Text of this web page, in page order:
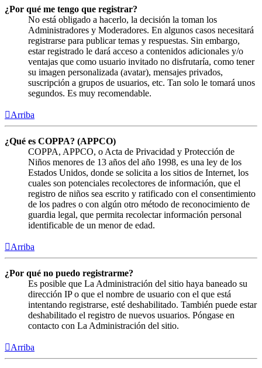
¿Por qué me tengo que registrar?
No está obligado a hacerlo, la decisión la toman los
Administradores y Moderadores. En algunos casos necesitará
registrarse para publicar temas y respuestas. Sin embargo,
estar registrado le dará acceso a contenidos adicionales y/o
ventajas que como usuario invitado no disfrutaría, como tener
su imagen personalizada (avatar), mensajes privados,
suscripción a grupos de usuarios, etc. Tan solo le tomará unos
segundos. Es muy recomendable.
Arriba
¿Qué es COPPA? (APPCO)
COPPA, APPCO, o Acta de Privacidad y Protección de
Niños menores de 13 años del año 1998, es una ley de los
Estados Unidos, donde se solicita a los sitios de Internet, los
cuales son potenciales recolectores de información, que el
registro de niños sea escrito y ratificado con el consentimiento
de los padres o con algún otro método de reconocimiento de
guardia legal, que permita recolectar información personal
identificable de un menor de edad.
Arriba
¿Por qué no puedo registrarme?
Es posible que La Administración del sitio haya baneado su
dirección IP o que el nombre de usuario con el que está
intentando registrarse, esté deshabilitado. También puede estar
deshabilitado el registro de nuevos usuarios. Póngase en
contacto con La Administración del sitio.
Arriba